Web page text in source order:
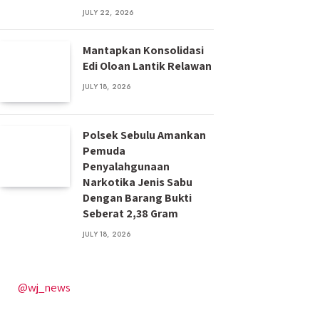
JULY 22, 2026
Mantapkan Konsolidasi
Edi Oloan Lantik Relawan
JULY 18, 2026
Polsek Sebulu Amankan
Pemuda
Penyalahgunaan
Narkotika Jenis Sabu
Dengan Barang Bukti
Seberat 2,38 Gram
JULY 18, 2026
@wj_news